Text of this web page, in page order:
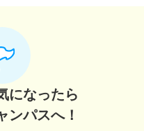
になったら
ンパスへ！